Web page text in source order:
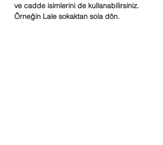
ve cadde isimlerini de kullanabilirsiniz.
Örneğin Lale sokaktan sola dön.